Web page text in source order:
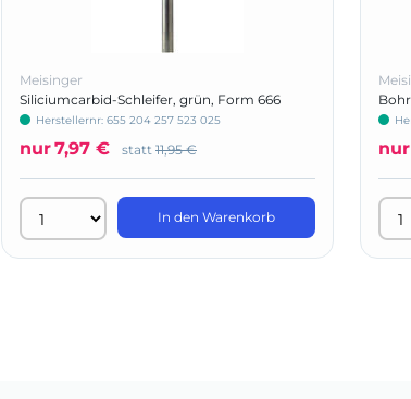
Meisinger
Siliciumcarbid-Schleifer, grün, Form 666
Herstellernr: 655 204 257 523 025
nur7,97 € statt 11,95 €
In den Warenkorb
nur